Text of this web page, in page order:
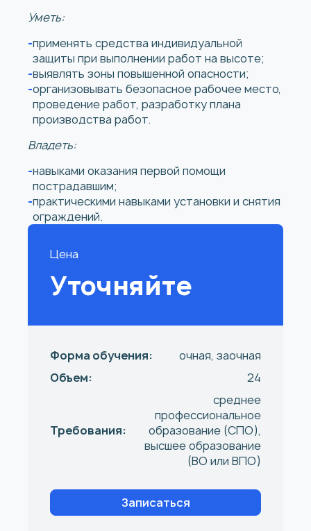
Уметь:
применять средства индивидуальной
защиты при выполнении работ на высоте;
выявлять зоны повышенной опасности;
организовывать безопасное рабочее место,
проведение работ, разработку плана
производства работ.
Владеть:
навыками оказания первой помощи
пострадавшим;
практическими навыками установки и снятия
ограждений.
Цена
Уточняйте
Форма обучения:
очная, заочная
Объем:
24
Требования:
среднее
профессиональное
образование (СПО),
высшее образование
(ВО или ВПО)
Записаться